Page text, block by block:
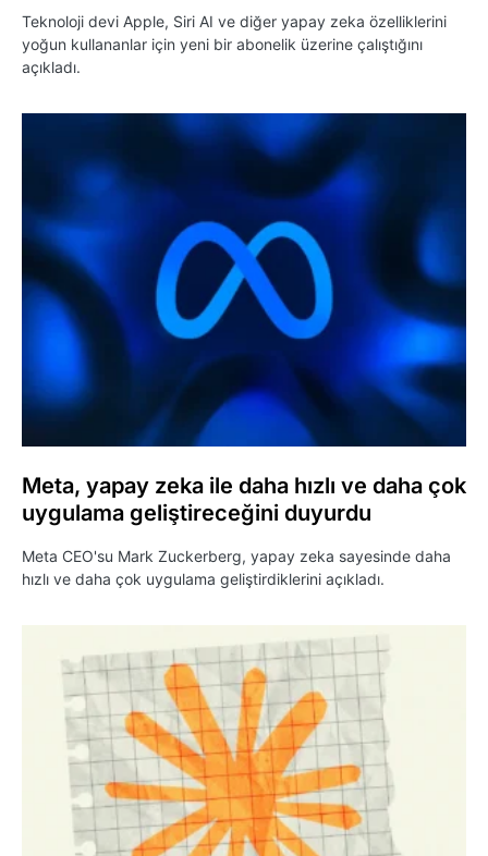
Teknoloji devi Apple, Siri AI ve diğer yapay zeka özelliklerini
yoğun kullananlar için yeni bir abonelik üzerine çalıştığını
açıkladı.
Meta, yapay zeka ile daha hızlı ve daha çok
uygulama geliştireceğini duyurdu
Meta CEO'su Mark Zuckerberg, yapay zeka sayesinde daha
hızlı ve daha çok uygulama geliştirdiklerini açıkladı.